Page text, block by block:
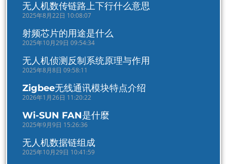
无人机数传链路上下行什么意思
2025年8月22日 10:08:07
射频芯片的用途是什么
2025年10月29日 09:54:34
无人机侦测反制系统原理与作用
2025年8月8日 09:58:11
Zigbee无线通讯模块特点介绍
2026年1月26日 11:20:22
Wi-SUN FAN是什麼
2025年9月9日 15:26:36
无人机数据链组成
2025年10月29日 10:41:59